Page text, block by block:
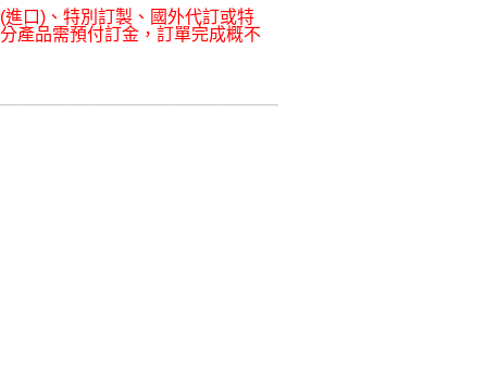
口)、特別訂製、國外代訂或特
產品需預付訂金，訂單完成概不